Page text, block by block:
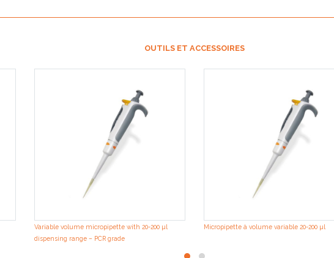
OUTILS ET ACCESSOIRES
Variable volume micropipette with 20-200 µl
dispensing range – PCR grade
Micropipette à volume variable 20-200 µl